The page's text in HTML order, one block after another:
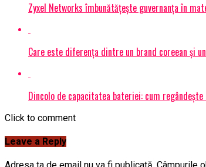
Zyxel Networks îmbunătățește guvernanța în
Care este diferența dintre un brand coreean și
Dincolo de capacitatea bateriei: cum
Click to comment
Leave a Reply